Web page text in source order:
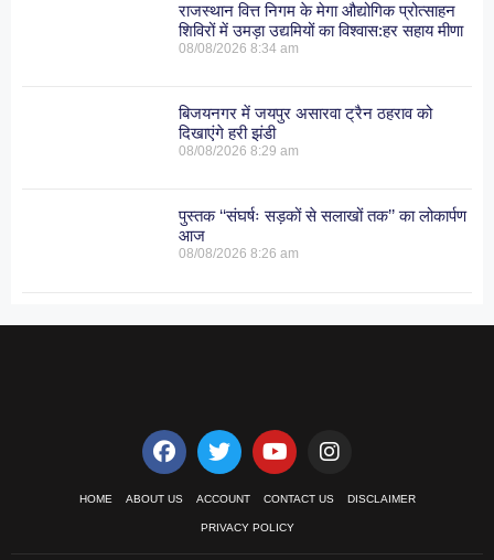
राजस्थान वित्त निगम के मेगा औद्योगिक प्रोत्साहन
शिविरों में उमड़ा उद्यमियों का विश्वास:हर सहाय मीणा
08/08/20268:34 am
बिजयनगर में जयपुर असारवा ट्रैन ठहराव को
दिखाएंगे हरी झंडी
08/08/20268:29 am
पुस्तक ‘‘संघर्षः सड़कों से सलाखों तक’’ का लोकार्पण
आज
08/08/20268:26 am
HOME ABOUT US ACCOUNT CONTACT US DISCLAIMER
PRIVACY POLICY